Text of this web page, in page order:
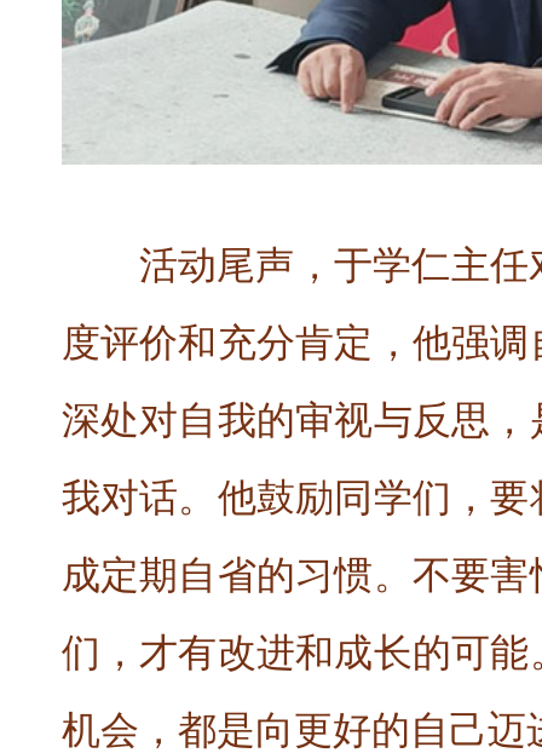
活动尾声，于学仁主
度评价和充分肯定，他强
深处对自我的审视与反思
我对话。他鼓励同学们，
成定期自省的习惯。不要
们，才有改进和成长的可
机会，都是向更好的自己迈